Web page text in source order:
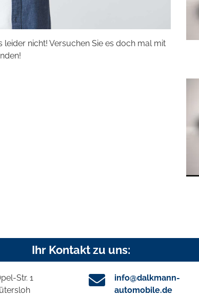
nicht! Versuchen Sie es doch mal mit
Ihr Kontakt zu uns:
Str. 1
info@dalkmann-
automobile.de